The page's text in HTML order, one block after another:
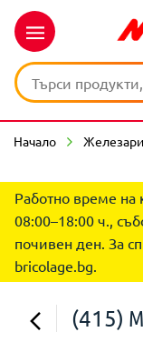
Начало
Работно време на
08:00–18:00 ч.,
почивен ден. За
bricolage.bg.
(415)